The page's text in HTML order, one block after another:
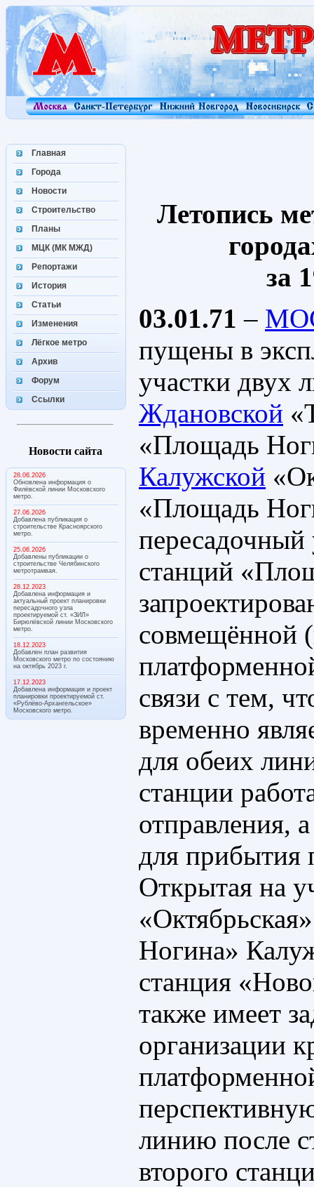
Главная
Города
Новости
Строительство
Планы
МЦК (МК МЖД)
Репортажи
История
Статьи
Изменения
Лёгкое метро
Архив
Форум
Ссылки
Новости сайта
28.06.2026
Обновлена информация о
Филёвской линии Московского
метро.
27.06.2026
Добавлена публикация о
строительстве Красноярского
метро.
25.06.2026
Добавлены публикации о
строительстве Челябинского
метротрамвая.
28.12.2023
Добавлена информация и
актуальный проект планировки
пересадочного узла
проектируемой ст. «ЗИЛ»
Бирюлёвской линии Московского
метро.
18.12.2023
Добавлен план развития
Московского метро по состоянию
на октябрь 2023 г.
17.12.2023
Добавлена информация и проект
планировки проектируемой ст.
«Рублёво-Архангельское»
Московского метро.
Летопись
за
03.01.71 –
пущены в
участки двух
Ждановской
«Площадь
Калужской
«Площадь
пересадочный
станций
совмещённой
связи с тем,
временно
для обеих
станции
отправления,
для прибытия
Открытая на
Ногина»
станция
также имеет
организации
линию после
второго